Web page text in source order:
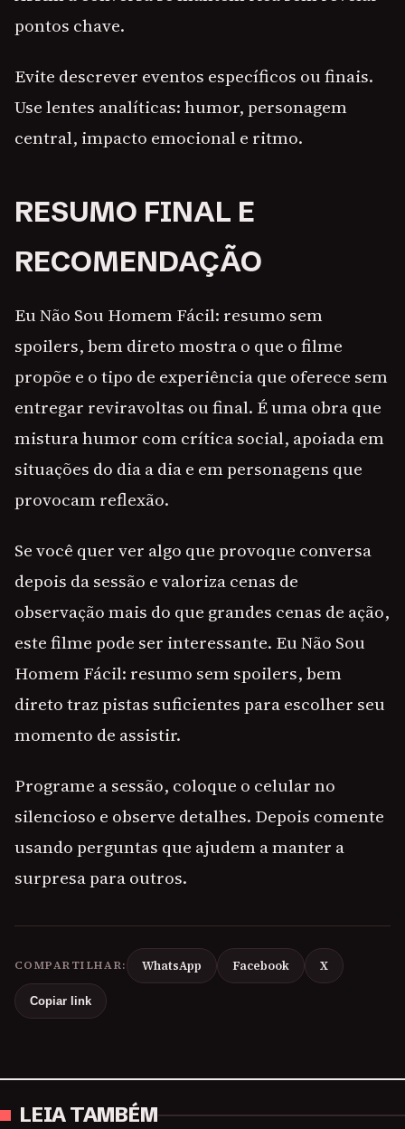
pontos chave.
Evite descrever eventos específicos ou finais.
Use lentes analíticas: humor, personagem
central, impacto emocional e ritmo.
RESUMO FINAL E
RECOMENDAÇÃO
Eu Não Sou Homem Fácil: resumo sem
spoilers, bem direto mostra o que o filme
propõe e o tipo de experiência que oferece sem
entregar reviravoltas ou final. É uma obra que
mistura humor com crítica social, apoiada em
situações do dia a dia e em personagens que
provocam reflexão.
Se você quer ver algo que provoque conversa
depois da sessão e valoriza cenas de
observação mais do que grandes cenas de ação,
este filme pode ser interessante. Eu Não Sou
Homem Fácil: resumo sem spoilers, bem
direto traz pistas suficientes para escolher seu
momento de assistir.
Programe a sessão, coloque o celular no
silencioso e observe detalhes. Depois comente
usando perguntas que ajudem a manter a
surpresa para outros.
COMPARTILHAR: WhatsApp Facebook X
Copiar link
LEIA TAMBÉM